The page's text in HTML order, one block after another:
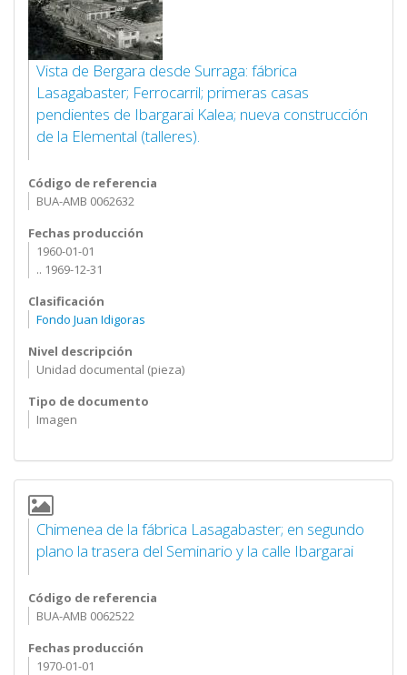
Vista de Bergara desde Surraga: fábrica
Lasagabaster; Ferrocarril; primeras casas
pendientes de Ibargarai Kalea; nueva construcción
de la Elemental (talleres).
Código de referencia
BUA-AMB 0062632
Fechas producción
1960-01-01
.. 1969-12-31
Clasificación
Fondo Juan Idigoras
Nivel descripción
Unidad documental (pieza)
Tipo de documento
Imagen
Chimenea de la fábrica Lasagabaster; en segundo
plano la trasera del Seminario y la calle Ibargarai
Código de referencia
BUA-AMB 0062522
Fechas producción
1970-01-01